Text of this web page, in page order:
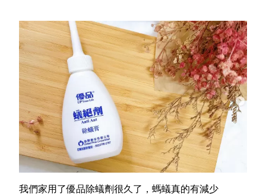
我們家用了優品除蟻劑很久了，螞蟻真的有減少